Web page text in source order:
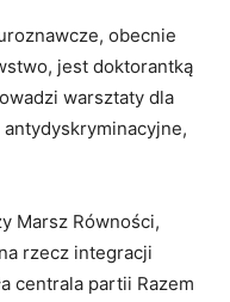
obecnie
jest doktorantką
warsztaty dla
Marsz Równości,
rzecz integracji
centrala partii Razem